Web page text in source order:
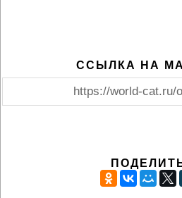
ССЫЛКА НА
https://world-cat.ru/